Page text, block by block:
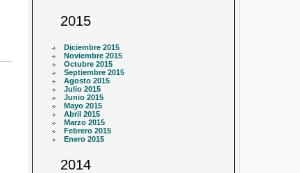
2015
Diciembre 2015
Noviembre 2015
Octubre 2015
Septiembre 2015
Agosto 2015
Julio 2015
Junio 2015
Mayo 2015
Abril 2015
Marzo 2015
Febrero 2015
Enero 2015
2014